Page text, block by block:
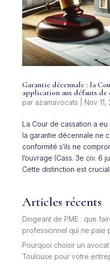
Garantie décennale : la
application aux défauts
par azamavocats Nov 11,
La Cour de cassation a
la garantie décennale ne
conformité s’ils ne
l’ouvrage (Cass. 3e civ. 6
Cette distinction est
Articles récents
Dirigeant de PME : que
professionnel qui ne paie
Pourquoi choisir un
Toulouse pour votre